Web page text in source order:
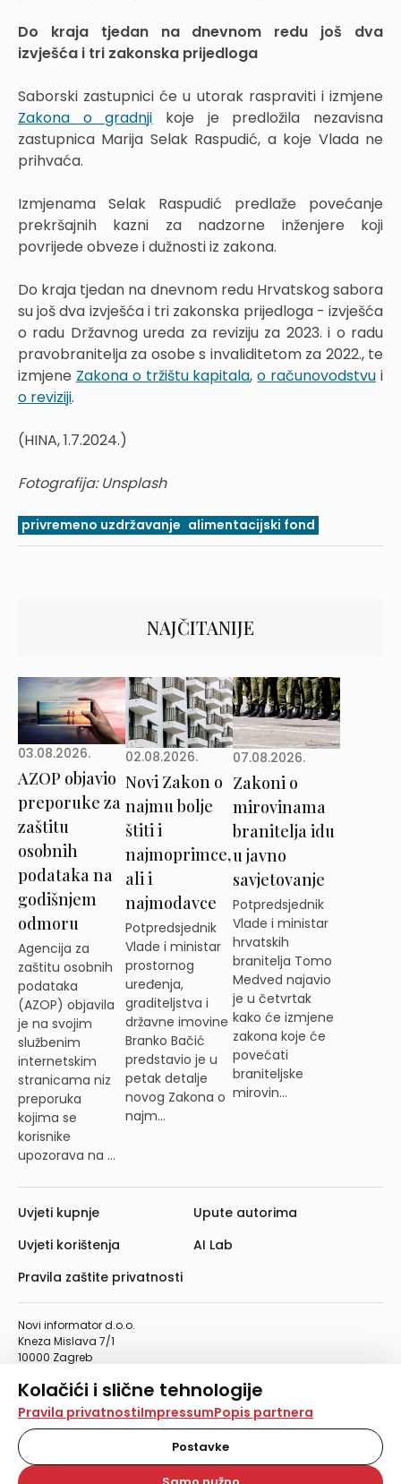
Kolačići i slične tehnologije
Na našoj web stranici koristimo kolačiće i slične
tehnologije za pohranu, čitanje i obradu informacija na
vašem uređaju. Time poboljšavamo korisničko iskustvo,
analiziramo promet na stranici te prikazujemo sadržaje i
oglase koji vas zanimaju. Korisnički profili mogu se kreirati
Pravila privatnostiImpressumPopis partnera
Postavke
Do kraja tjedan na dnevnom redu još dva
izvješća i tri zakonska prijedloga
Saborski zastupnici će u utorak raspraviti i izmjene
Zakona o gradnji koje je predložila nezavisna
zastupnica Marija Selak Raspudić, a koje Vlada ne
prihvaća.
Izmjenama Selak Raspudić predlaže povećanje
prekršajnih kazni za nadzorne inženjere koji
povrijede obveze i dužnosti iz zakona.
Do kraja tjedan na dnevnom redu Hrvatskog sabora
su još dva izvješća i tri zakonska prijedloga - izvješća
o radu Državnog ureda za reviziju za 2023. i o radu
pravobranitelja za osobe s invaliditetom za 2022., te
izmjene Zakona o tržištu kapitala,o računovodstvu i
o reviziji.
(HINA, 1.7.2024.)
Fotografija: Unsplash
privremeno uzdržavanje alimentacijski fond
NAJČITANIJE
03.08.2026.
AZOP objavio
preporuke za
zaštitu
osobnih
podataka na
godišnjem
odmoru
Agencija za
zaštitu osobnih
podataka
(AZOP) objavila
je na svojim
službenim
internetskim
stranicama niz
preporuka
kojima se
korisnike
upozorava na ...
02.08.2026.
Novi Zakon o
najmu bolje
štiti i
najmoprimce,
ali i
najmodavce
Potpredsjednik
Vlade i ministar
prostornog
uređenja,
graditeljstva i
državne imovine
Branko Bačić
predstavio je u
petak detalje
novog Zakona o
najm...
07.08.2026.
Zakoni o
mirovinama
branitelja idu
u javno
savjetovanje
Potpredsjednik
Vlade i ministar
hrvatskih
branitelja Tomo
Medved najavio
je u četvrtak
kako će izmjene
zakona koje će
povećati
braniteljske
mirovin...
Novi informator d.o.o.
Kneza Mislava 7/1
10000 Zagreb
Telefaks: 01/4612-553
info@informator.hr
PRATITE NAS:
Uvjeti kupnje
Uvjeti korištenja
Pravila zaštite privatnosti
Upute autorima
AI Lab